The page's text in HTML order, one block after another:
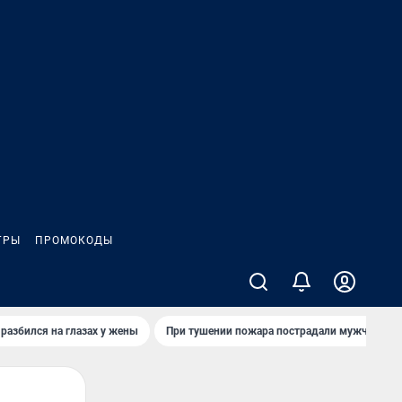
ПРОМОКОДЫ
на глазах у жены При тушении пожара пострадали мужчины